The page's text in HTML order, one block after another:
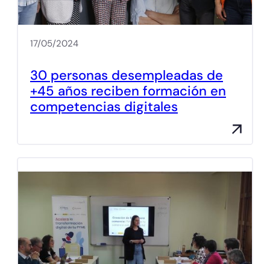
17/05/2024
30 personas desempleadas de
+45 años reciben formación en
competencias digitales